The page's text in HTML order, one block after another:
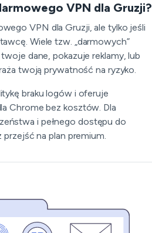
VPN dla Gruzji?
VPN dla Gruzji, ale tylko jeśli
Wiele tzw. „darmowych”
dane, pokazuje reklamy, lub
twoją prywatność na ryzyko.
braku logów i oferuje
Chrome bez kosztów. Dla
i pełnego dostępu do
na plan premium.